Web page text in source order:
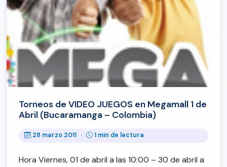
Torneos de VIDEO JUEGOS en Megamall 1 de
Abril (Bucaramanga – Colombia)
28 marzo 2011 · 1 min de lectura
Hora Viernes, 01 de abril a las 10:00 – 30 de abril a